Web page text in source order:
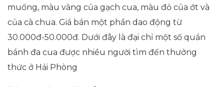
muống, màu vàng của gạch cua, màu đỏ của ớt và
của cà chua. Giá bán một phần dao động từ
30.000đ-50.000đ. Dưới đây là đại chỉ một số quán
bánh đa cua được nhiều người tìm đến thưởng
thức ở Hải Phòng